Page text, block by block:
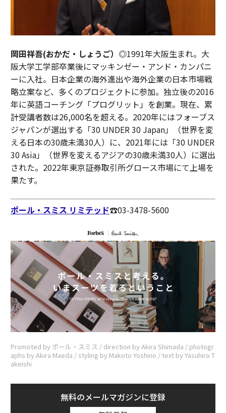
岡田祥吾(おかだ・しょうご）◎1991年大阪生まれ。大
阪大学工学部卒業後にマッキンゼー・アンド・カンパニ
ーに入社。日本企業の海外進出や海外企業の日本市場戦
略立案など、多くのプロジェクトに参加。独立後の2016
年に英語コーチング「プログリット」を創業。現在、累
計受講者数は26,000名を超える。2020年にはフォーブス
ジャパンが選出する「30 UNDER 30 Japan」（世界を変
える日本の30歳未満30人）に、2021年には「30 UNDER
30 Asia」（世界を変えるアジアの30歳未満30人）に選出
された。2022年東京証券取引所グロース市場にて上場を
果たす。
ポール・スミス リミテッド☎︎03-3478-5600
Promoted by ポール・スミス / direction by Akira Shimada / photogr
aphs by Akira Maeda / styling by Makoto Yoshino / text by Yasuhiro T
akeishi
無料のメールマガジンに登録